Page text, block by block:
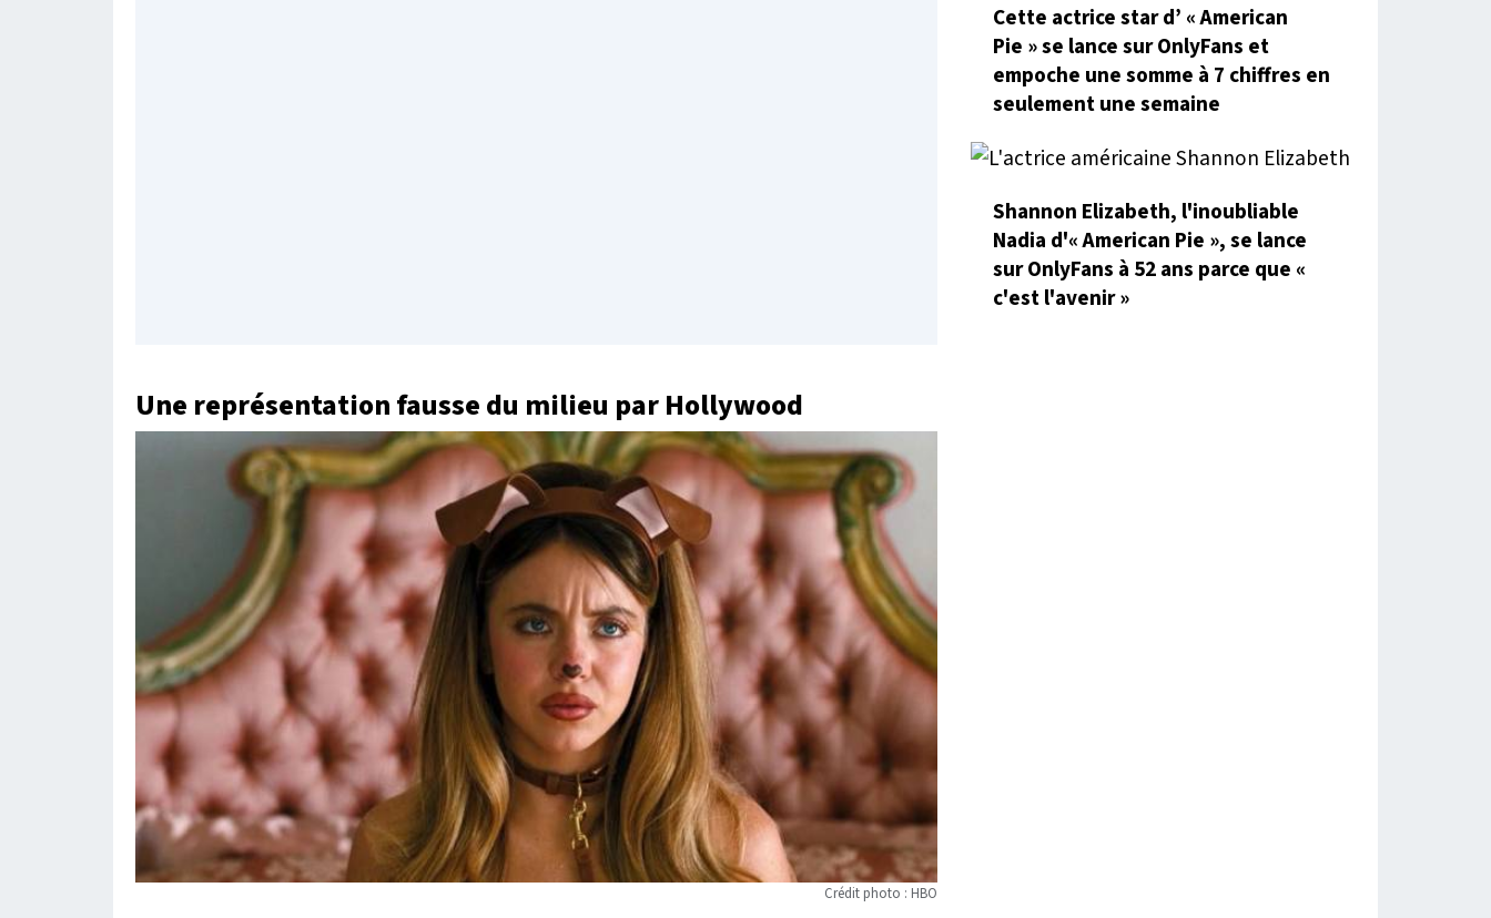
Une représentation fausse du milieu par Hollywood
Crédit photo : HBO
Cette actrice star d’ « American
Pie » se lance sur OnlyFans et
empoche une somme à 7 chiffres en
seulement une semaine
Shannon Elizabeth, l'inoubliable
Nadia d'« American Pie », se lance
sur OnlyFans à 52 ans parce que «
c'est l'avenir »